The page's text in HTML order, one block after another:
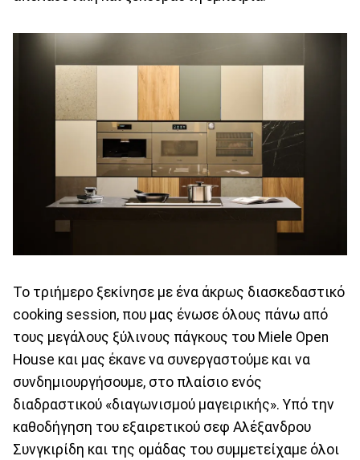
Το τριήμερο ξεκίνησε με ένα άκρως διασκεδαστικό
cooking session, που μας ένωσε όλους πάνω από
τους μεγάλους ξύλινους πάγκους του Miele Open
House και μας έκανε να συνεργαστούμε και να
συνδημιουργήσουμε, στο πλαίσιο ενός
διαδραστικού «διαγωνισμού μαγειρικής». Υπό την
καθοδήγηση του εξαιρετικού σεφ Αλέξανδρου
Συνγκιρίδη και της ομάδας του συμμετείχαμε όλοι